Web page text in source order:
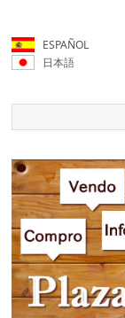
ESPAÑOL
日本語